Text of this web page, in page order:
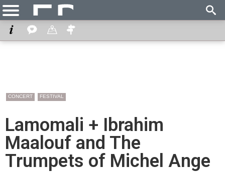
CONCERT FESTIVAL
Lamomali + Ibrahim
Maalouf and The
Trumpets of Michel Ange